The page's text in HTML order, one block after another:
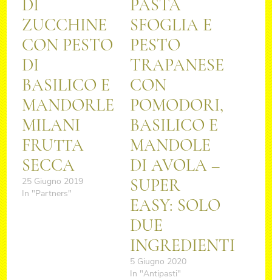
DI
ZUCCHINE
CON PESTO
DI
BASILICO E
MANDORLE
MILANI
FRUTTA
SECCA
25 Giugno 2019
In "Partners"
PASTA
SFOGLIA E
PESTO
TRAPANESE
CON
POMODORI,
BASILICO E
MANDOLE
DI AVOLA –
SUPER
EASY: SOLO
DUE
INGREDIENTI
5 Giugno 2020
In "Antipasti"